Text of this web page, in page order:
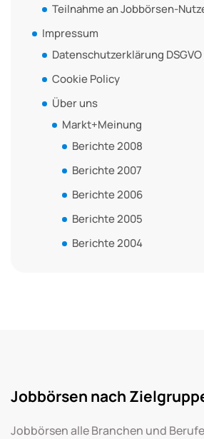
Teilnahme an Jobbörsen-
Impressum
Datenschutzerklärung DSGVO
Cookie Policy
Über uns
Markt+Meinung
Berichte 2008
Berichte 2007
Berichte 2006
Berichte 2005
Berichte 2004
Jobbörsen nach
Jobbörsen alle Branchen und Berufe